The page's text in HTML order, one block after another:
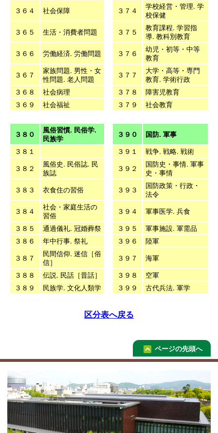
３６４
社会保障 ３７４
学校経営・管理. 学
校保健
３６５
生活・消費者問題 ３７５
教育課程. 学習指
導. 教科別教育
３６６
労働経済. 労働問題 ３７６
幼児・初等・中等
教育
３６７
家族問題. 男性・女
性問題. 老人問題
３７７
大学・高等・専門
教育. 学術行政
３６８
社会病理 ３７８
障害児教育
３６９
社会福祉 ３７９ 社会教育
３８０
風俗習慣. 民俗学.
民族学
３９０
国防. 軍事
３８１
３９１
戦争. 戦略. 戦術
３８２
風俗史. 民俗誌. 民
族誌
３９２
国防史・事情. 軍事
史・事情
３８３
衣食住の習俗 ３９３
国防政策・行政・
法令
３８４
社会・家庭生活の
習俗
３９４
軍事医学. 兵食
３８５
通過儀礼. 冠婚葬祭 ３９５
軍事施設. 軍需品
３８６
年中行事. 祭礼 ３９６
陸軍
３８７
民間信仰. 迷信［俗
信］
３９７
海軍
３８８
伝説. 民話［昔話］ ３９８
空軍
３８９
民族学. 文化人類学 ３９９ 古代兵法. 軍学
区分表へ戻る
ページの先頭へ